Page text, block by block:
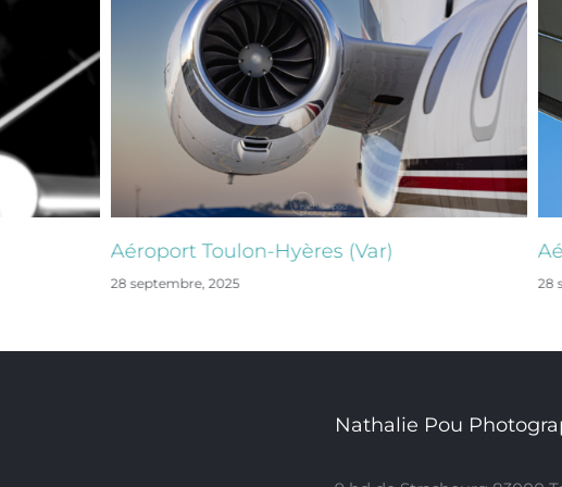
Aéroport Toulon-Hyères (Var)
28 septembre, 2025 28
Nathalie Pou